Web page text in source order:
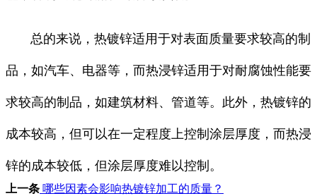
总的来说，热镀锌适用于对表面质量要求较高的制
品，如汽车、电器等，而热浸锌适用于对耐腐蚀性能要
求较高的制品，如建筑材料、管道等。此外，热镀锌的
成本较高，但可以在一定程度上控制涂层厚度，而热浸
锌的成本较低，但涂层厚度难以控制。
上一条 哪些因素会影响热镀锌加工的质量？